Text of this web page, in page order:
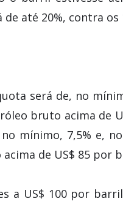
de até 20%, contra
será de, no
bruto acima de
mínimo, 7,5% e,
de US$ 85 por
a US$ 100 por